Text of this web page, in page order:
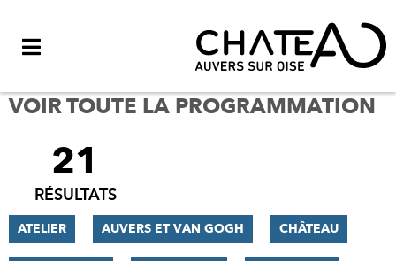
VOIR TOUTE LA PROGRAMMATION
FILTRER
RÉSULTATS
21
RÉSULTATS
ATELIER AUVERS ET VAN GOGH CHÂTEAU